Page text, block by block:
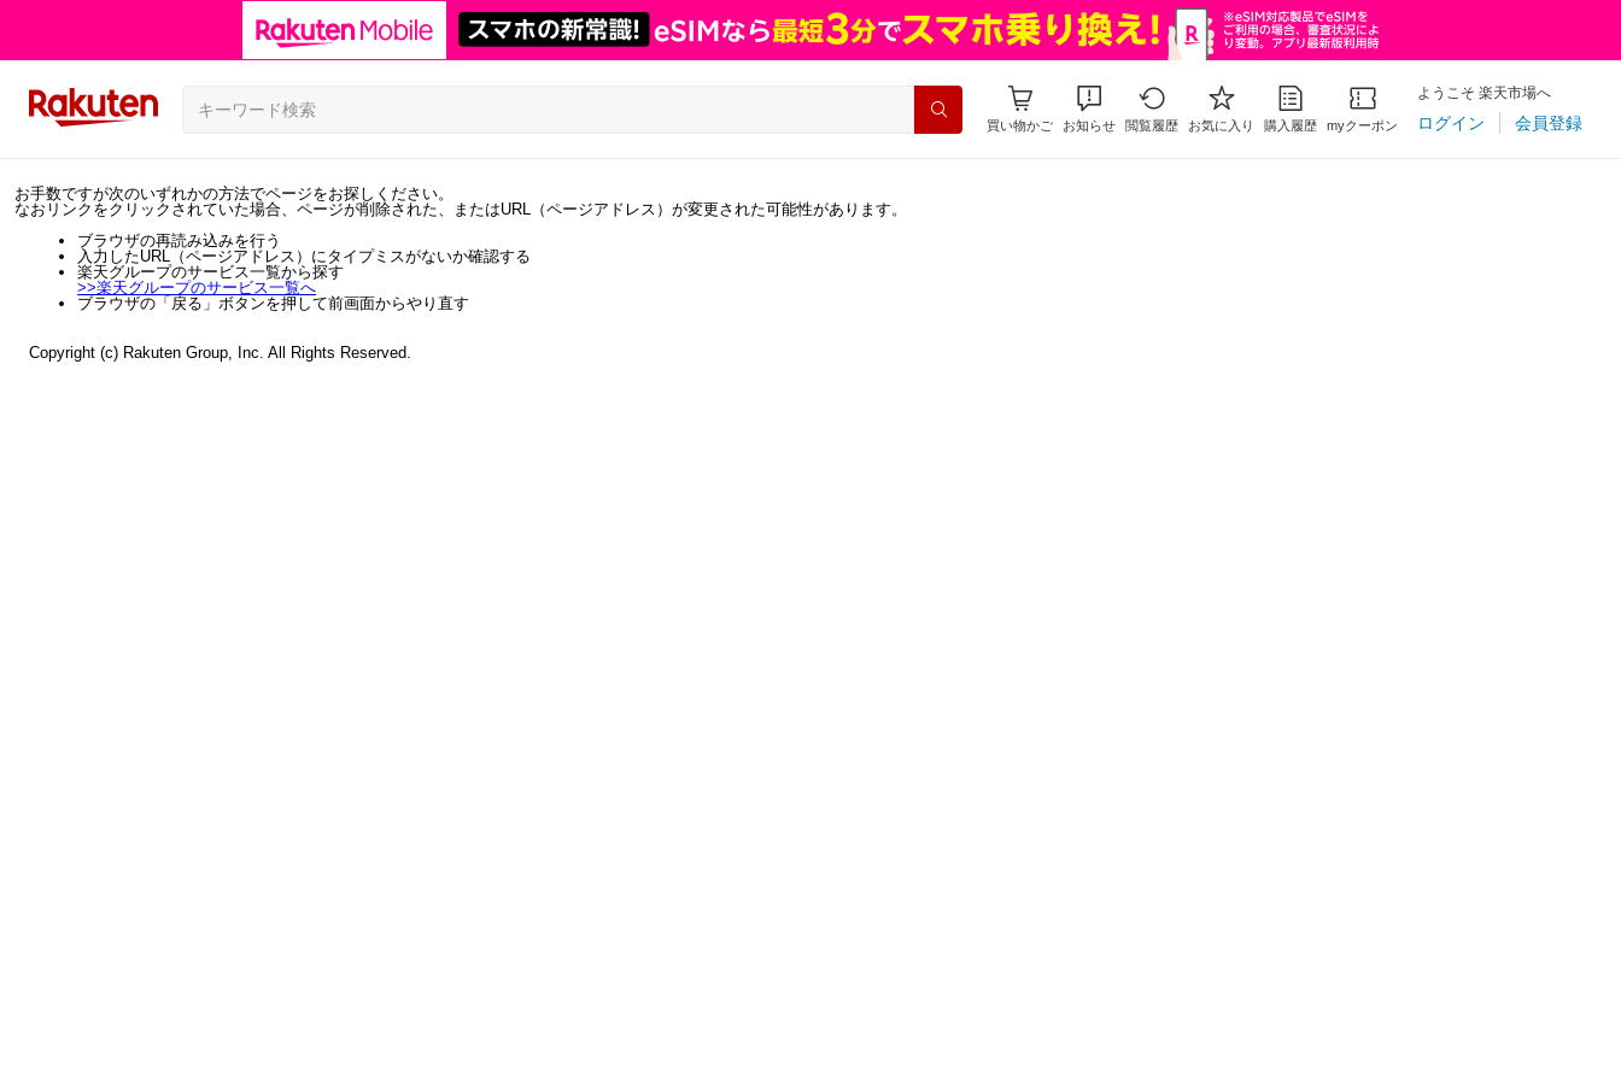
買い物かご お知らせ 閲覧履歴 お気に入り 購入履歴 myクーポン
ようこそ 楽天市場へ
ログイン 会員登録
お手数ですが次のいずれかの方法でページをお探しください。
なおリンクをクリックされていた場合、ページが削除された、またはURL（ページアドレス）が変更された可能性があります。
ブラウザの再読み込みを行う
入力したURL（ページアドレス）にタイプミスがないか確認する
楽天グループのサービス一覧から探す
>>楽天グループのサービス一覧へ
ブラウザの「戻る」ボタンを押して前画面からやり直す
Copyright (c) Rakuten Group, Inc. All Rights Reserved.